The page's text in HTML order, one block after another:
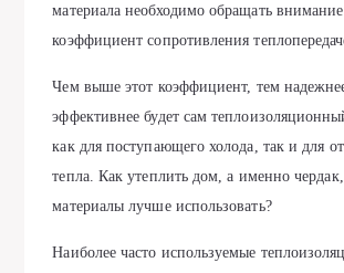
материала необходимо обращать
коэффициент сопротивления
Чем выше этот коэффициент, тем
эффективнее будет сам
как для поступающего холода, так и для
тепла. Как утеплить дом, а именно
материалы лучше использовать?
Наиболее часто используемые